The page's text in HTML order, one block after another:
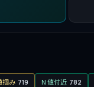
掴み 719 N 値付近 782